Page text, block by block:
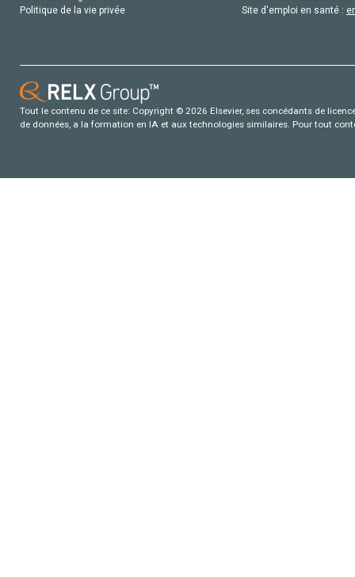
Politique de la vie privée
Site d'emploi en santé :
Tout le contenu de ce site: Copyright © 2026 Elsevier, ses concédants de
de données, a la formation en IA et aux technologies similaires. Pour tout